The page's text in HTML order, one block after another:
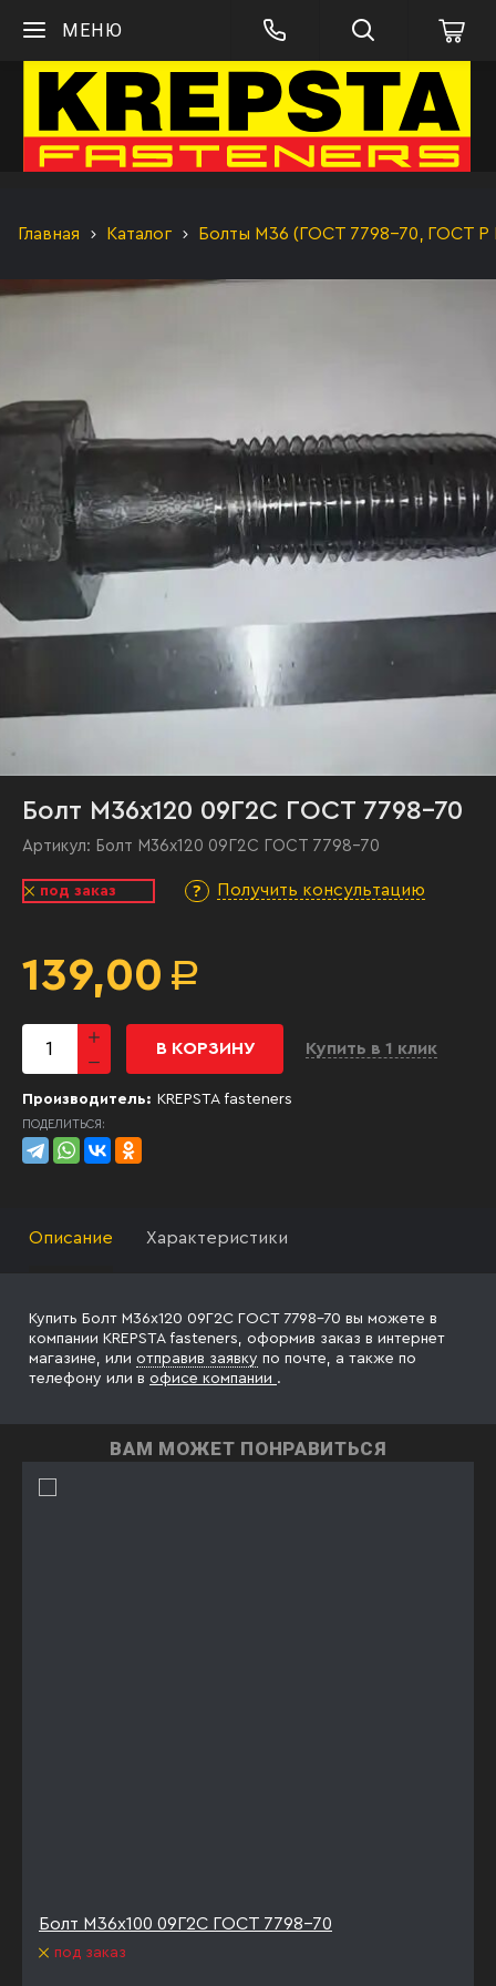
МЕНЮ
Главная Каталог Болты М36 (ГОСТ 7798-70, ГОСТ Р
Болт М36х120 09Г2С ГОСТ 7798-70
Артикул: Болт М36х120 09Г2С ГОСТ 7798-70
под заказ Получить консультацию
139,00 Р
В КОРЗИНУ Купить в 1 клик
Производитель: KREPSTA fasteners
ПОДЕЛИТЬСЯ:
Описание Характеристики
Купить Болт М36х120 09Г2С ГОСТ 7798-70 вы можете в
компании KREPSTA fasteners, оформив заказ в интернет
магазине, или отправив заявку по почте, а также по
телефону или в офисе компании .
ВАМ МОЖЕТ ПОНРАВИТЬСЯ
Болт М36х100 09Г2С ГОСТ 7798-70
под заказ